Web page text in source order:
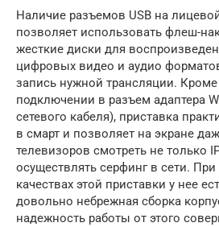
Наличие разъемов USB на
позволяет использовать флеш-
жесткие диски для
цифровых видео и аудио
запись нужной трансляции. Кроме
подключении в разъем адаптера
сетевого кабеля), приставка
в смарт и позволяет на экране
телевизоров смотреть не только
осуществлять серфинг в сети.
качествах этой приставки у нее
довольно небрежная сборка
надежность работы от этого